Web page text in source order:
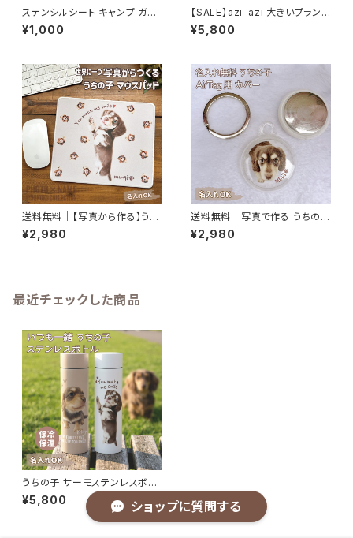
ショップに質問する
ステンシルシート キャンプ ガー
デン デニムハッピー 「CAMPIN
G・Garden・ Happy 3種セッ
¥1,000
【SALE】azi-azi 大きいプランタ
ー りすと切り株プランター 送料
無料
¥5,800
送料無料｜【写真から作る】うち
の子マウスパッド｜名入れオー
ダーメイド
¥2,980
送料無料｜写真で作る うちの子
AirTag対応カバー 名入れ 写真
入り
¥2,980
最近チェックした商品
うちの子 サーモステンレスボト
ル 370ml 名入れ無料 送料無
料名入れ無料 送料無料
¥5,800